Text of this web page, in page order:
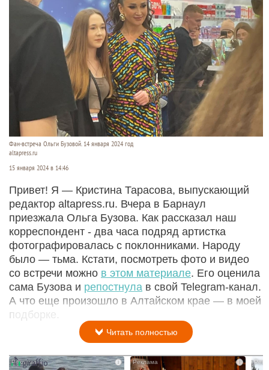
Фан-встреча Ольги Бузовой. 14 января 2024 год
altapress.ru
15 января 2024 в 14:46
Привет! Я — Кристина Тарасова, выпускающий
редактор altapress.ru. Вчера в Барнаул
приезжала Ольга Бузова. Как рассказал наш
корреспондент - два часа подряд артистка
фотографировалась с поклонниками. Народу
было — тьма. Кстати, посмотреть фото и видео
со встречи можно в этом материале. Его оценила
сама Бузова и репостнула в свой Telegram-канал.
А что еще произошло в Алтайском крае — в моей
подборке.
Читать полностью
i